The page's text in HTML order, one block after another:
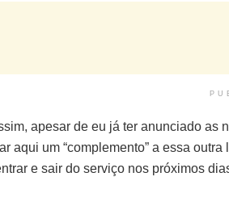
apesar de eu já ter anunciado as
aqui um “complemento” a essa
e sair do serviço nos próximos